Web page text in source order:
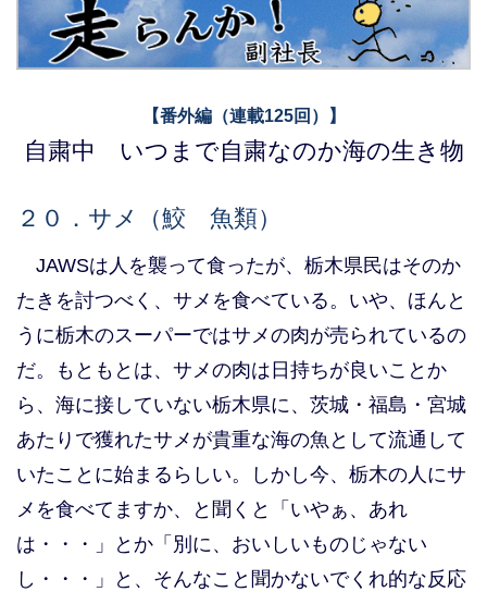
【番外編（連載125回）】
自粛中 いつまで自粛なのか海の生き物
２０．サメ（鮫 魚類）
JAWSは人を襲って食ったが、栃木県民はそのか
たきを討つべく、サメを食べている。いや、ほんと
うに栃木のスーパーではサメの肉が売られているの
だ。もともとは、サメの肉は日持ちが良いことか
ら、海に接していない栃木県に、茨城・福島・宮城
あたりで獲れたサメが貴重な海の魚として流通して
いたことに始まるらしい。しかし今、栃木の人にサ
メを食べてますか、と聞くと「いやぁ、あれ
は・・・」とか「別に、おいしいものじゃない
し・・・」と、そんなこと聞かないでくれ的な反応